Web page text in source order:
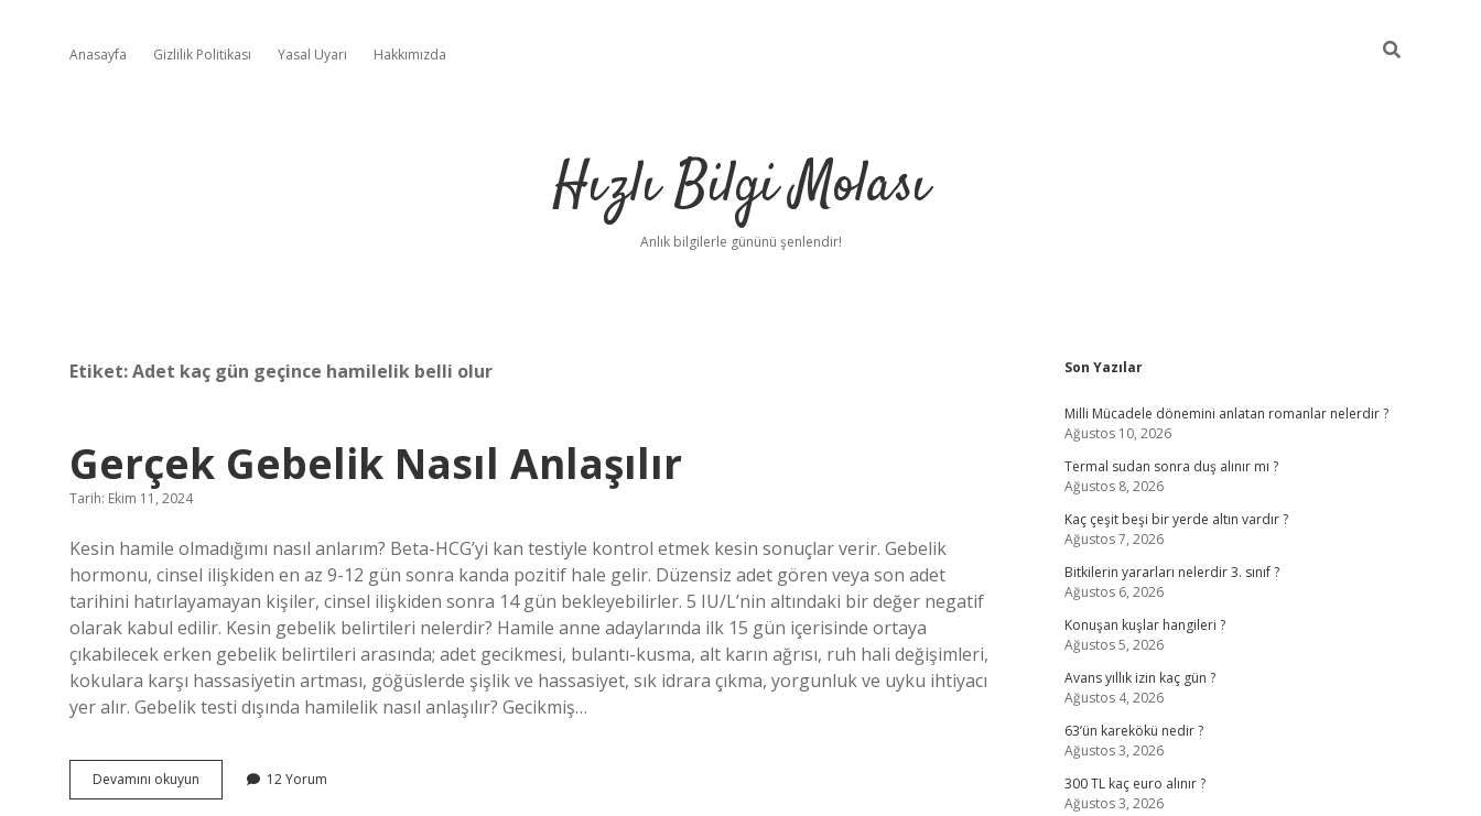
Anasayfa Gizlilik Politikası Yasal Uyarı Hakkımızda
Hızlı Bilgi Molası
Anlık bilgilerle gününü şenlendir!
Etiket:Adet kaç gün geçince hamilelik belli olur
Gerçek Gebelik Nasıl Anlaşılır
Tarih: Ekim 11, 2024
Kesin hamile olmadığımı nasıl anlarım? Beta-HCG’yi kan testiyle kontrol etmek kesin sonuçlar verir. Gebelik
hormonu, cinsel ilişkiden en az 9-12 gün sonra kanda pozitif hale gelir. Düzensiz adet gören veya son adet
tarihini hatırlayamayan kişiler, cinsel ilişkiden sonra 14 gün bekleyebilirler. 5 IU/L’nin altındaki bir değer negatif
olarak kabul edilir. Kesin gebelik belirtileri nelerdir? Hamile anne adaylarında ilk 15 gün içerisinde ortaya
çıkabilecek erken gebelik belirtileri arasında; adet gecikmesi, bulantı-kusma, alt karın ağrısı, ruh hali değişimleri,
kokulara karşı hassasiyetin artması, göğüslerde şişlik ve hassasiyet, sık idrara çıkma, yorgunluk ve uyku ihtiyacı
yer alır. Gebelik testi dışında hamilelik nasıl anlaşılır? Gecikmiş…
Devamını okuyun
Gebelik
12 Yorum
Sidebar
Son Yazılar
Milli Mücadele dönemini anlatan romanlar nelerdir ?
Ağustos 10, 2026
Termal sudan sonra duş alınır mı ?
Ağustos 8, 2026
Kaç çeşit beşi bir yerde altın vardır ?
Ağustos 7, 2026
Bitkilerin yararları nelerdir 3. sınıf ?
Ağustos 6, 2026
Konuşan kuşlar hangileri ?
Ağustos 5, 2026
Avans yıllık izin kaç gün ?
Ağustos 4, 2026
63’ün karekökü nedir ?
Ağustos 3, 2026
300 TL kaç euro alınır ?
Ağustos 3, 2026